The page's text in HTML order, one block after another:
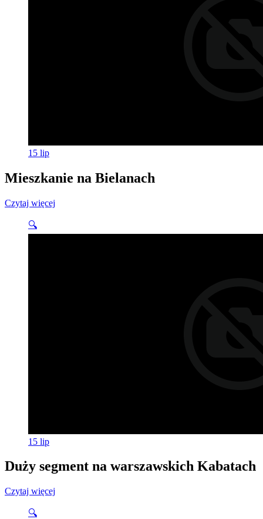
15 lip
Mieszkanie na Bielanach
Czytaj więcej
🔍
15 lip
Duży segment na warszawskich Kabatach
Czytaj więcej
🔍